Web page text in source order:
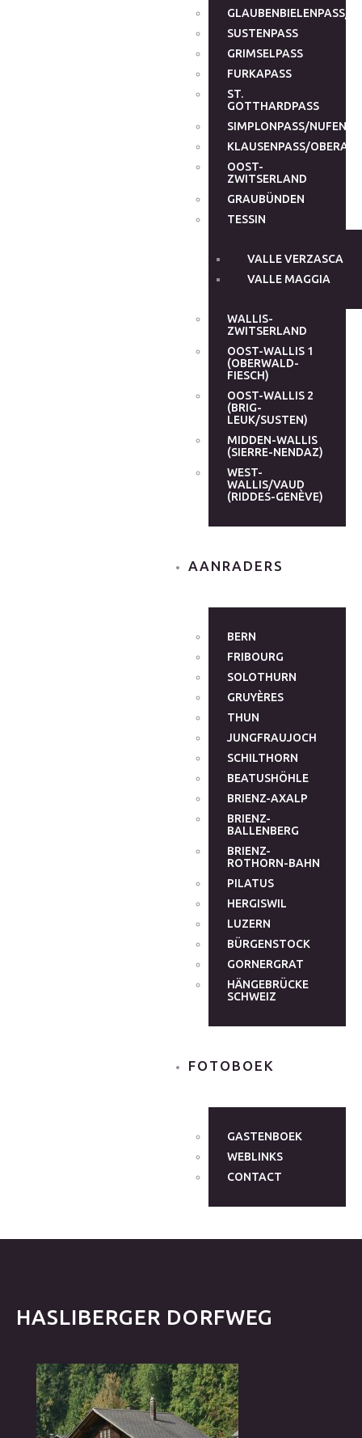
GLAUBENBIELENPASS/
SUSTENPASS
GRIMSELPASS
FURKAPASS
ST.
GOTTHARDPASS
SIMPLONPASS/
KLAUSENPASS/
OOST-
ZWITSERLAND
GRAUBÜNDEN
TESSIN
VALLE VERZASCA
VALLE MAGGIA
WALLIS-
ZWITSERLAND
OOST-WALLIS 1
(OBERWALD-
FIESCH)
OOST-WALLIS 2
(BRIG-
LEUK/SUSTEN)
MIDDEN-WALLIS
(SIERRE-NENDAZ)
WEST-
WALLIS/VAUD
(RIDDES-GENÈVE)
AANRADERS
BERN
FRIBOURG
SOLOTHURN
GRUYÈRES
THUN
JUNGFRAUJOCH
SCHILTHORN
BEATUSHÖHLE
BRIENZ-AXALP
BRIENZ-
BALLENBERG
BRIENZ-
ROTHORN-BAHN
PILATUS
HERGISWIL
LUZERN
BÜRGENSTOCK
GORNERGRAT
HÄNGEBRÜCKE
SCHWEIZ
FOTOBOEK
GASTENBOEK
WEBLINKS
CONTACT
HASLIBERGER DORFWEG